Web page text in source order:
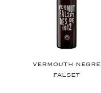
VERMOUTH NEGRE
FALSET